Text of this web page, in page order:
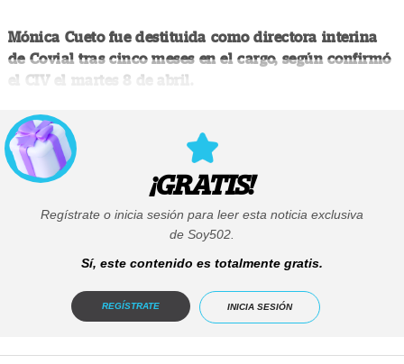
Mónica Cueto fue destituida como directora interina
de Covial tras cinco meses en el cargo, según confirmó
el CIV el martes 8 de abril.
¡GRATIS!
Regístrate o inicia sesión para leer esta noticia exclusiva
de Soy502.
Sí, este contenido es totalmente gratis.
REGÍSTRATE INICIA SESIÓN